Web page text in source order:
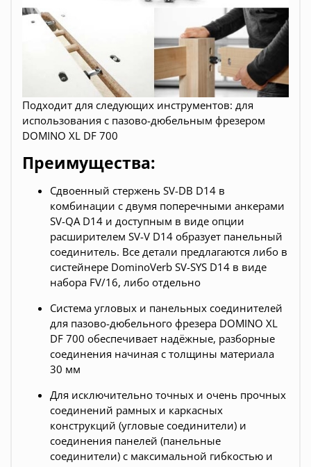
Подходит для следующих инструментов: для
использования с пазово-дюбельным фрезером
DOMINO XL DF 700
Преимущества:
Сдвоенный стержень SV-DB D14 в
комбинации с двумя поперечными анкерами
SV-QA D14 и доступным в виде опции
расширителем SV-V D14 образует панельный
соединитель. Все детали предлагаются либо в
систейнере DominoVerb SV-SYS D14 в виде
набора FV/16, либо отдельно
Система угловых и панельных соединителей
для пазово-дюбельного фрезера DOMINO XL
DF 700 обеспечивает надёжные, разборные
соединения начиная с толщины материала
30 мм
Для исключительно точных и очень прочных
соединений рамных и каркасных
конструкций (угловые соединители) и
соединения панелей (панельные
соединители) с максимальной гибкостью и